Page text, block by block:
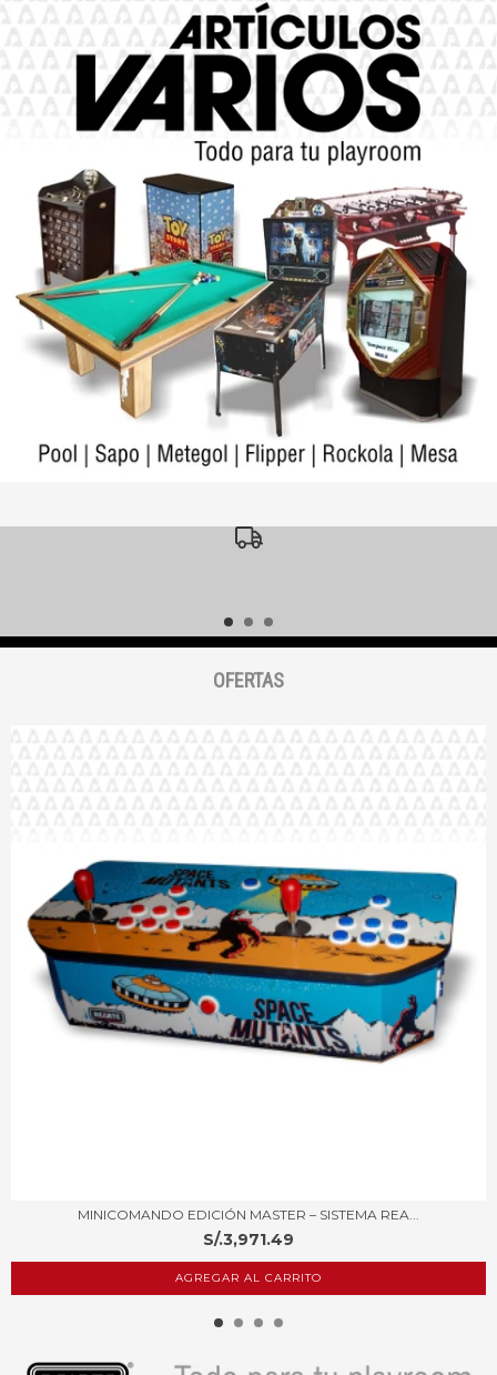
OFERTAS
MINICOMANDO EDICIÓN MASTER – SISTEMA REA...
S/.3,971.49
AGREGAR AL CARRITO